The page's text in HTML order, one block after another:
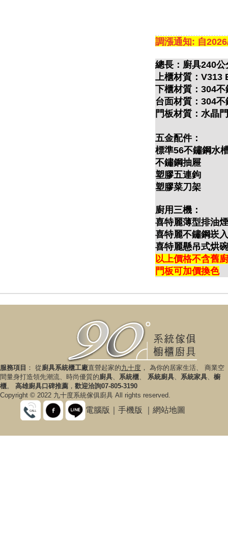
調漲通知: 自
總長：廚具240公
上櫃材質：V313
下櫃材質：304不
台面材質：304不
門板材質：水晶
五金配件：
標準56不鏽鋼水
不鏽鋼抽屜
塑膠五連鉤
塑膠菜刀架
廚用三機：
喜特麗薄型排油
喜特麗不鏽鋼崁
喜特麗懸吊式烘
以上價格不含舊
門板可加價換色
服務項目 ： 從廚具系統櫃工廠直營起家的九十度 ， 為你的居家生活、 商業空
間量身打造領先潮流、時尚優質的廚具、 系統櫃、 系統廚具、 系統家具、 櫥
櫃。 高雄廚具口碑推薦 ， 歡迎洽詢07-805-3190
Copyright © 2022 九十度系統傢俱廚具 All rights reserved.
電腦版 手機版 網站地圖